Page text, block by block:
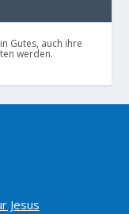
Gutes, auch ihre
werden.
Jesus